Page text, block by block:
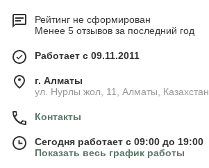
Рейтинг не сформирован
Менее 5 отзывов за последний год
Работает с 09.11.2011
г. Алматы
ул. Нурлы жол, 11, Алматы, Казахстан
Контакты
Сегодня работает с 09:00 до 19:00
Показать весь график работы